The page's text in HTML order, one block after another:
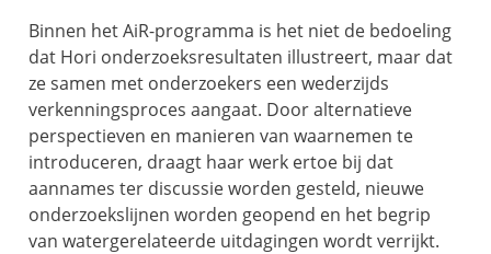
Binnen het AiR-programma is het niet de bedoeling
dat Hori onderzoeksresultaten illustreert, maar dat
ze samen met onderzoekers een wederzijds
verkenningsproces aangaat. Door alternatieve
perspectieven en manieren van waarnemen te
introduceren, draagt haar werk ertoe bij dat
aannames ter discussie worden gesteld, nieuwe
onderzoekslijnen worden geopend en het begrip
van watergerelateerde uitdagingen wordt verrijkt.